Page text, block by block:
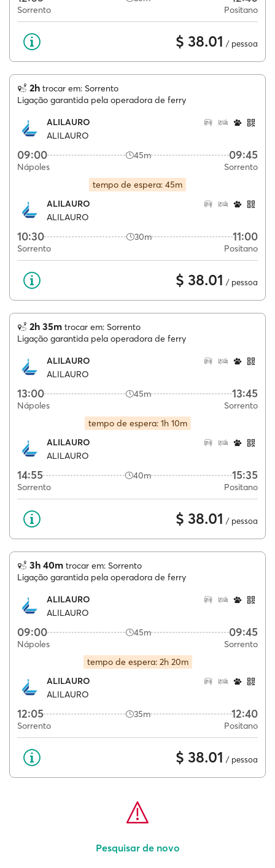
Sorrento Positano
$ 38.01 / pessoa
2h trocar em: Sorrento
Ligação garantida pela operadora de ferry
ALILAURO
ALILAURO
09:00 45m 09:45
Nápoles
Sorrento
tempo de espera: 45m
ALILAURO
ALILAURO
10:30 30m 11:00
Sorrento Positano
$ 38.01 / pessoa
2h 35m trocar em: Sorrento
Ligação garantida pela operadora de ferry
ALILAURO
ALILAURO
13:00 45m 13:45
Nápoles
Sorrento
tempo de espera: 1h 10m
ALILAURO
ALILAURO
14:55 40m 15:35
Sorrento Positano
$ 38.01 / pessoa
3h 40m trocar em: Sorrento
Ligação garantida pela operadora de ferry
ALILAURO
ALILAURO
09:00 45m 09:45
Nápoles
Sorrento
tempo de espera: 2h 20m
ALILAURO
ALILAURO
12:05 35m 12:40
Sorrento Positano
$ 38.01 / pessoa
Pesquisar de novo